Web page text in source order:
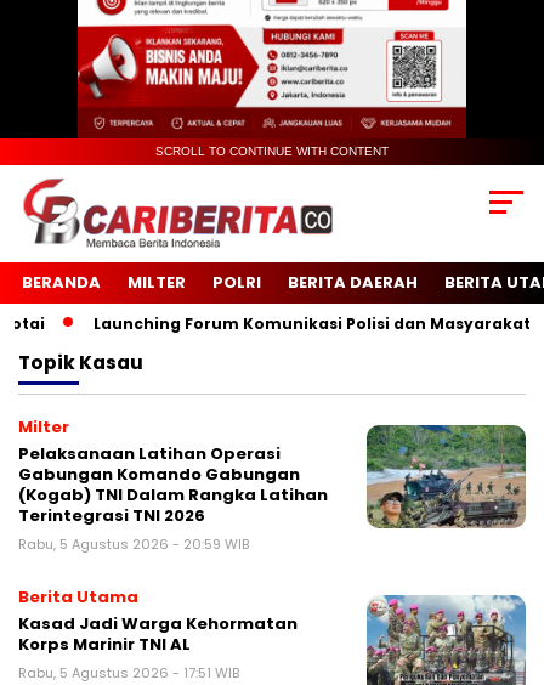
SCROLL TO CONTINUE WITH CONTENT
BERANDA MILTER POLRI BERITA DAERAH BERITA
Launching Forum Komunikasi Polisi dan Masyarakat
TopikKasau
Milter
Pelaksanaan Latihan Operasi
Gabungan Komando Gabungan
(Kogab) TNI Dalam Rangka Latihan
Terintegrasi TNI 2026
Rabu, 5 Agustus 2026 - 20:59 WIB
Berita Utama
Kasad Jadi Warga Kehormatan
Korps Marinir TNI AL
Rabu, 5 Agustus 2026 - 17:51 WIB